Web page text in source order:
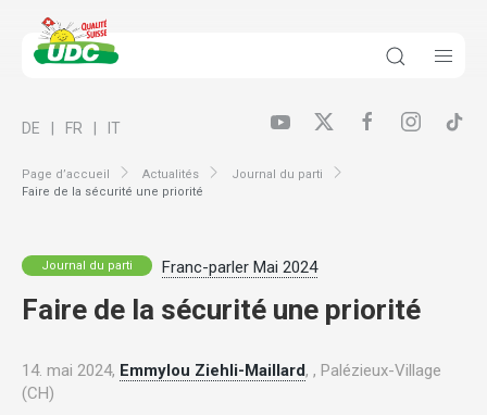
Page d’accueil Actualités
Journal du parti
Faire de la sécurité une priorité
DE FR IT
Journal du parti Franc-parler Mai 2024
Faire de la sécurité une priorité
14. mai 2024, Emmylou Ziehli-Maillard, , Palézieux-Village
(CH)